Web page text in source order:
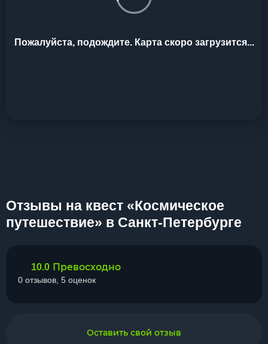
Пожалуйста, подождите. Карта скоро загрузится...
Отзывы на квест «Космическое
путешествие» в Санкт-Петербурге
10.0 Превосходно
0 отзывов, 5 оценок
Оставить свой отзыв